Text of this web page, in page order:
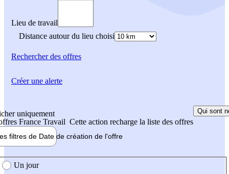
Lieu de travail
Distance autour du lieu choisi
Rechercherdes offres
uniquement
France Travail Cette action recharge la liste des offres
Qui sont
filtres de Date de création de l'offre
création de l'offre
Un jour
Créer une alerte